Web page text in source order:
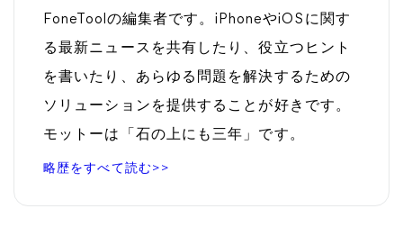
FoneToolの編集者です。iPhoneやiOSに関す
る最新ニュースを共有したり、役立つヒント
を書いたり、あらゆる問題を解決するための
ソリューションを提供することが好きです。
モットーは「石の上にも三年」です。
略歴をすべて読む>>